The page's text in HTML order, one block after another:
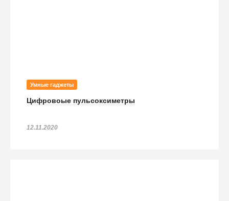
Умные гаджеты
Цифровоые пульсоксиметры
12.11.2020